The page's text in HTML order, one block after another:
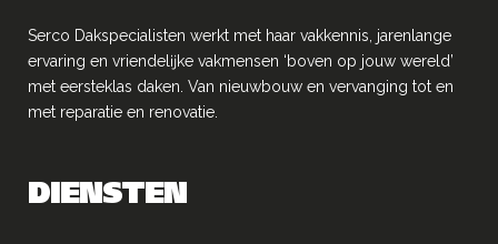
Serco Dakspecialisten werkt met haar vakkennis, jarenlange
ervaring en vriendelĳke vakmensen ‘boven op jouw wereld’
met eersteklas daken. Van nieuwbouw en vervanging tot en
met reparatie en renovatie.
DIENSTEN